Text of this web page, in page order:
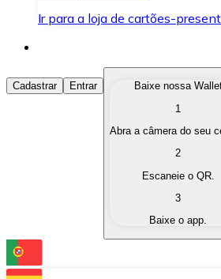
Ir para a loja de cartões-
Comprar Criptomoedas
Compre as criptomoedas de
Converta suas criptomoedas
Troque uma criptomoeda por
Cadastrar Entrar
Baixe nossa
1
Abra a câmera do seu
2
Escaneie o QR.
3
Baixe o app.